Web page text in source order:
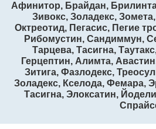
Афинитор, Брайдан,
Зивокс, Золадекс,
Октреотид, Пегасис, Пегие
Рибомустин, Сандиммун,
Тарцева, Тасигна,
Герцептин, Алимта,
Зитига, Фазлодекс,
Золадекс, Кселода, Фемара,
Тасигна, Элоксатин,